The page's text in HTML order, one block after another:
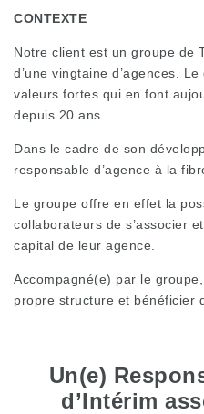
CONTEXTE
Notre client est un groupe de
d’une vingtaine d’agences.
valeurs fortes qui en font
depuis 20 ans.
Dans le cadre de son
responsable d’agence à la
Le groupe offre en effet la
collaborateurs de s’associer
capital de leur agence.
Accompagné(e) par le
propre structure et bénéficier
Un(e)
d’Intérim